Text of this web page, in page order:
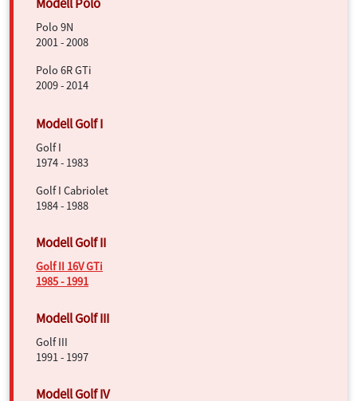
Polo 9N
2001 - 2008
Polo 6R GTi
2009 - 2014
Golf I
1974 - 1983
Golf I Cabriolet
1984 - 1988
Golf II 16V GTi
1985 - 1991
Golf III
1991 - 1997